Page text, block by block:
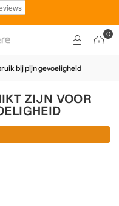
0
bij pijn gevoeligheid
ZIJN VOOR